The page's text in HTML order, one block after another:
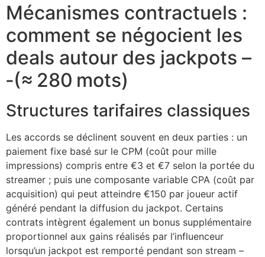
Forum
giriş
escort
giriş
giriş
Mécanismes contractuels :
comment se négocient les
deals autour des jackpots –
‑(≈ 280 mots)
Structures tarifaires classiques
Les accords se déclinent souvent en deux parties : un
paiement fixe basé sur le CPM (coût pour mille
impressions) compris entre €3 et €7 selon la portée du
streamer ; puis une composante variable CPA (coût par
acquisition) qui peut atteindre €150 par joueur actif
généré pendant la diffusion du jackpot. Certains
contrats intègrent également un bonus supplémentaire
proportionnel aux gains réalisés par l’influenceur
lorsqu’un jackpot est remporté pendant son stream –